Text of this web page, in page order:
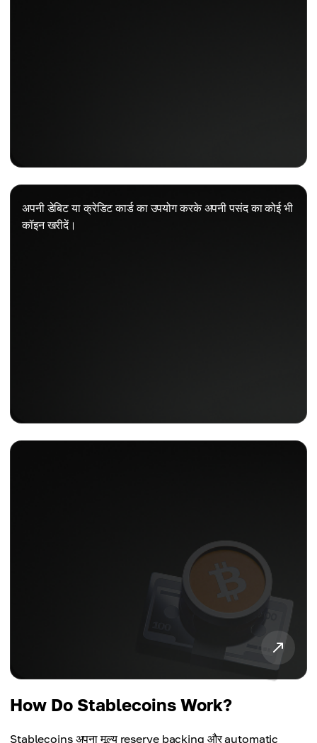
अपनी डेबिट या क्रेडिट कार्ड का उपयोग करके अपनी पसंद का कोई भी
कॉइन खरीदें।
How Do Stablecoins Work?
Stablecoins अपना मूल्य reserve backing और automatic